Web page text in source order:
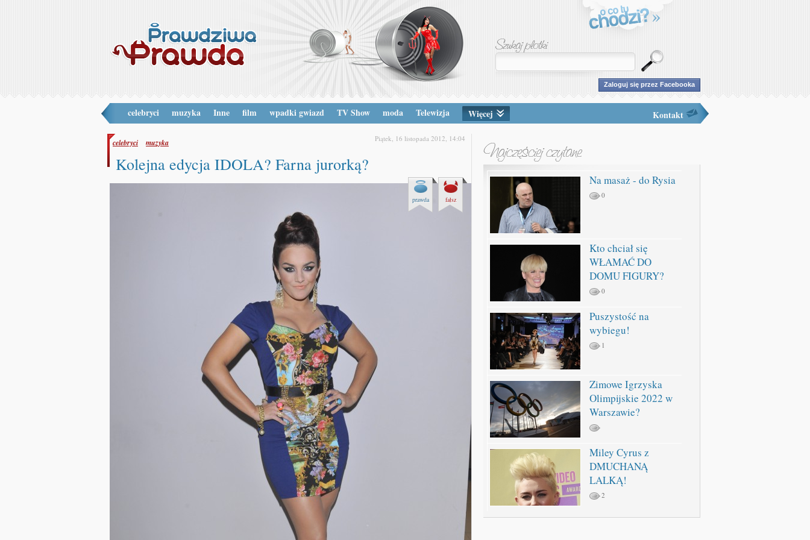
Zaloguj się przez Facebooka
celebryci muzyka Inne film wpadki gwiazd TV Show moda Telewizja Więcej Kontakt
celebryci muzyka Piątek, 16 listopada 2012, 14:04
Kolejna edycja IDOLA? Farna jurorką?
prawda fałsz
Na masaż - do Rysia
0
Kto chciał się
WŁAMAĆ DO
DOMU FIGURY?
0
Puszystość na
wybiegu!
1
Zimowe Igrzyska
Olimpijskie 2022 w
Warszawie?
Miley Cyrus z
DMUCHANĄ
LALKĄ!
2